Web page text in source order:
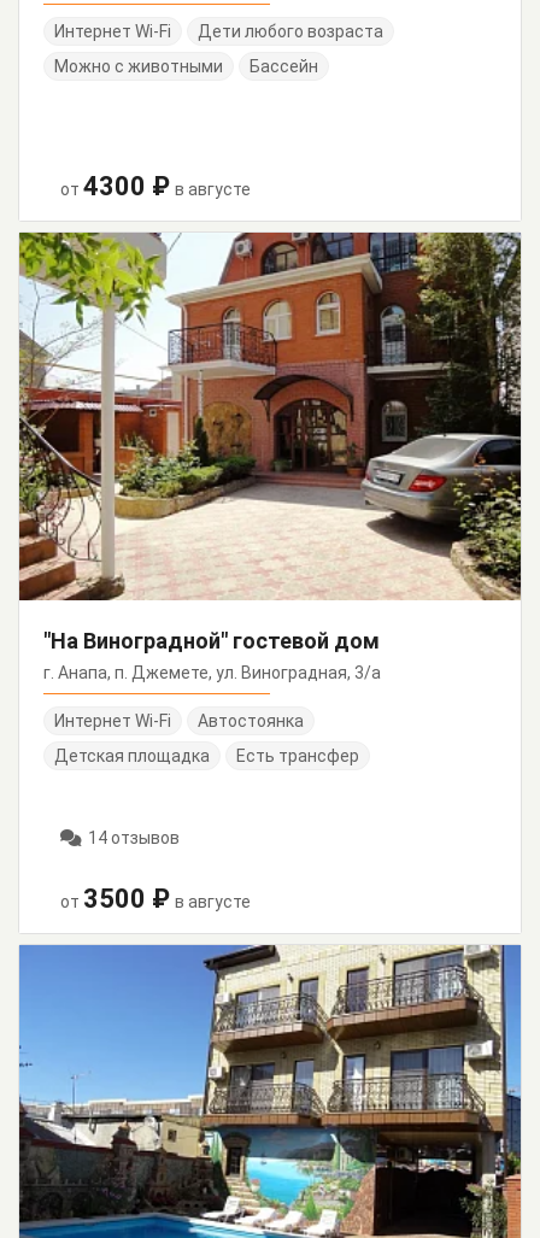
Интернет Wi-Fi
Дети любого возраста
Можно с животными
Бассейн
от 4300 ₽ в августе
"На Виноградной" гостевой дом
г. Анапа, п. Джемете, ул. Виноградная, 3/а
Интернет Wi-Fi
Автостоянка
Детская площадка
Есть трансфер
14 отзывов
от 3500 ₽ в августе